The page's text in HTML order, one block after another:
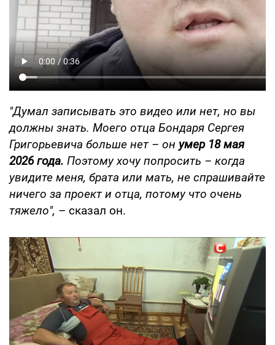
"Думал записывать это видео или нет, но вы
должны знать. Моего отца Бондаря Сергея
Григорьевича больше нет – он умер 18 мая
2026 года. Поэтому хочу попросить – когда
увидите меня, брата или мать, не спрашивайте
ничего за проект и отца, потому что очень
тяжело", – сказал он.